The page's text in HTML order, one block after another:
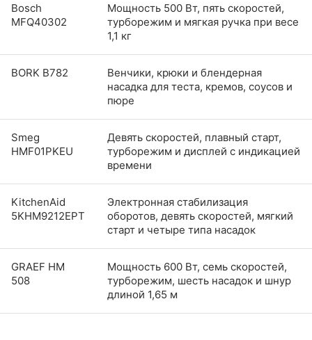
Bosch
MFQ40302
Мощность 500 Вт, пять скоростей,
турборежим и мягкая ручка при весе
1,1 кг
BORK B782
Венчики, крюки и блендерная
насадка для теста, кремов, соусов и
пюре
Smeg
HMF01PKEU
Девять скоростей, плавный старт,
турборежим и дисплей с индикацией
времени
KitchenAid
5KHM9212EPT
Электронная стабилизация
оборотов, девять скоростей, мягкий
старт и четыре типа насадок
GRAEF HM
508
Мощность 600 Вт, семь скоростей,
турборежим, шесть насадок и шнур
длиной 1,65 м